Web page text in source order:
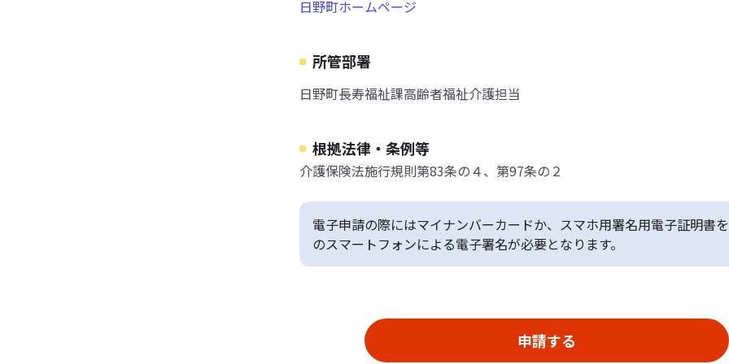
日野町ホームページ
所管部署
日野町長寿福祉課高齢者福祉介護担当
根拠法律・条例等
介護保険法施行規則第83条の４、第97条の２
電子申請の際にはマイナンバーカードか、スマホ用署名用電子証明書
のスマートフォンによる電子署名が必要となります。